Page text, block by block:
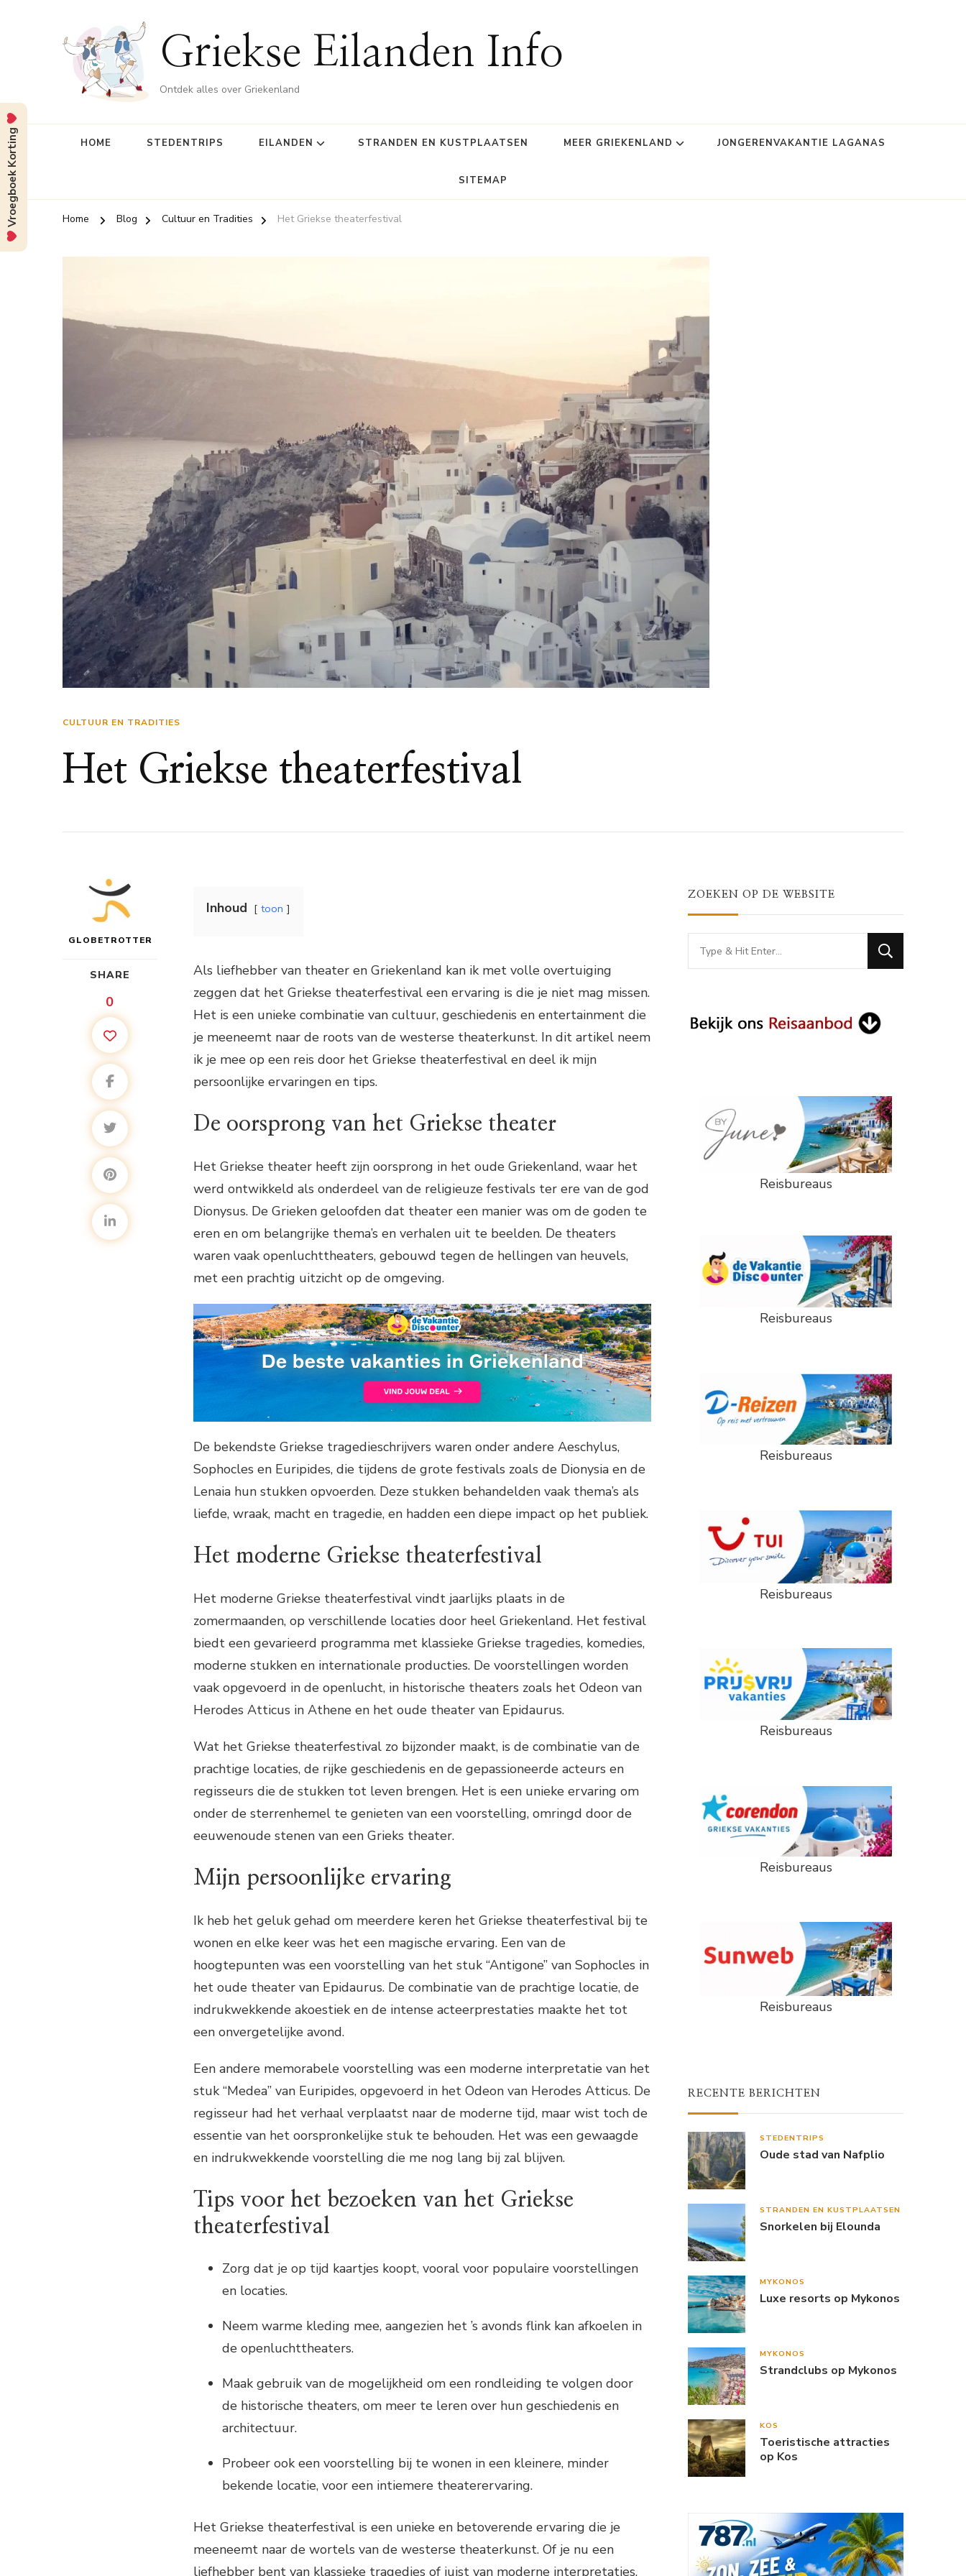
Griekse Eilanden Info
Ontdek alles over Griekenland
HOME STEDENTRIPS EILANDEN STRANDEN EN KUSTPLAATSEN MEER GRIEKENLAND JONGERENVAKANTIE LAGANAS
SITEMAP
Home Blog Cultuur en Tradities Het Griekse theaterfestival
CULTUUR EN TRADITIES
Het Griekse theaterfestival
GLOBETROTTER
SHARE
0
Inhoud toon
Als liefhebber van theater en Griekenland kan ik met volle overtuiging
zeggen dat het Griekse theaterfestival een ervaring is die je niet mag missen.
Het is een unieke combinatie van cultuur, geschiedenis en entertainment die
je meeneemt naar de roots van de westerse theaterkunst. In dit artikel neem
ik je mee op een reis door het Griekse theaterfestival en deel ik mijn
persoonlijke ervaringen en tips.
De oorsprong van het Griekse theater
Het Griekse theater heeft zijn oorsprong in het oude Griekenland, waar het
werd ontwikkeld als onderdeel van de religieuze festivals ter ere van de god
Dionysus. De Grieken geloofden dat theater een manier was om de goden te
eren en om belangrijke thema’s en verhalen uit te beelden. De theaters
waren vaak openluchttheaters, gebouwd tegen de hellingen van heuvels,
met een prachtig uitzicht op de omgeving.
De bekendste Griekse tragedieschrijvers waren onder andere Aeschylus,
Sophocles en Euripides, die tijdens de grote festivals zoals de Dionysia en de
Lenaia hun stukken opvoerden. Deze stukken behandelden vaak thema’s als
liefde, wraak, macht en tragedie, en hadden een diepe impact op het publiek.
Het moderne Griekse theaterfestival
Het moderne Griekse theaterfestival vindt jaarlijks plaats in de
zomermaanden, op verschillende locaties door heel Griekenland. Het festival
biedt een gevarieerd programma met klassieke Griekse tragedies, komedies,
moderne stukken en internationale producties. De voorstellingen worden
vaak opgevoerd in de openlucht, in historische theaters zoals het Odeon van
Herodes Atticus in Athene en het oude theater van Epidaurus.
Wat het Griekse theaterfestival zo bijzonder maakt, is de combinatie van de
prachtige locaties, de rijke geschiedenis en de gepassioneerde acteurs en
regisseurs die de stukken tot leven brengen. Het is een unieke ervaring om
onder de sterrenhemel te genieten van een voorstelling, omringd door de
eeuwenoude stenen van een Grieks theater.
Mijn persoonlijke ervaring
Ik heb het geluk gehad om meerdere keren het Griekse theaterfestival bij te
wonen en elke keer was het een magische ervaring. Een van de
hoogtepunten was een voorstelling van het stuk “Antigone” van Sophocles in
het oude theater van Epidaurus. De combinatie van de prachtige locatie, de
indrukwekkende akoestiek en de intense acteerprestaties maakte het tot
een onvergetelijke avond.
Een andere memorabele voorstelling was een moderne interpretatie van het
stuk “Medea” van Euripides, opgevoerd in het Odeon van Herodes Atticus. De
regisseur had het verhaal verplaatst naar de moderne tijd, maar wist toch de
essentie van het oorspronkelijke stuk te behouden. Het was een gewaagde
en indrukwekkende voorstelling die me nog lang bij zal blijven.
Tips voor het bezoeken van het Griekse
theaterfestival
Zorg dat je op tijd kaartjes koopt, vooral voor populaire voorstellingen
en locaties.
Neem warme kleding mee, aangezien het ’s avonds flink kan afkoelen in
de openluchttheaters.
Maak gebruik van de mogelijkheid om een rondleiding te volgen door
de historische theaters, om meer te leren over hun geschiedenis en
architectuur.
Probeer ook een voorstelling bij te wonen in een kleinere, minder
bekende locatie, voor een intiemere theaterervaring.
Het Griekse theaterfestival is een unieke en betoverende ervaring die je
meeneemt naar de wortels van de westerse theaterkunst. Of je nu een
liefhebber bent van klassieke tragedies of juist van moderne interpretaties,
ZOEKEN OP DE WEBSITE
Looking
for
Reisbureaus
Reisbureaus
Reisbureaus
Reisbureaus
Reisbureaus
Reisbureaus
Reisbureaus
RECENTE BERICHTEN
STEDENTRIPS
Oude stad van Nafplio
STRANDEN EN KUSTPLAATSEN
Snorkelen bij Elounda
MYKONOS
Luxe resorts op Mykonos
MYKONOS
Strandclubs op Mykonos
KOS
Toeristische attracties
op Kos
Vroegboek Korting